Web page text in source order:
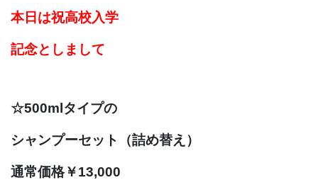
本日は祝高校入学
記念としまして
☆500mlタイプの
シャンプーセット （詰め替え）
通常価格￥13,000